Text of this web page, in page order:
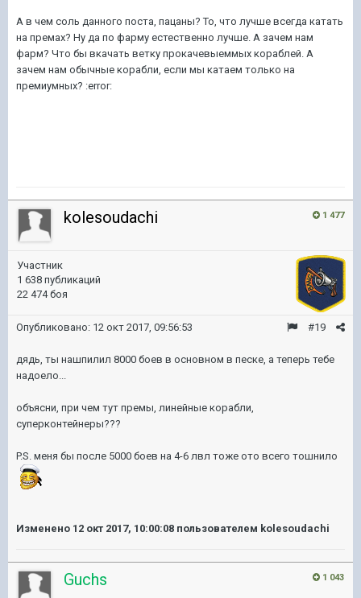
А в чем соль данного поста, пацаны? То, что лучше всегда катать
на премах? Ну да по фарму естественно лучше. А зачем нам
фарм? Что бы вкачать ветку прокачевыеммых кораблей. А
зачем нам обычные корабли, если мы катаем только на
премиумных? :error:
1 477
kolesoudachi
Участник
1 638 публикаций
22 474 боя
#19
Опубликовано: 12 окт 2017, 09:56:53
дядь, ты нашпилил 8000 боев в основном в песке, а теперь тебе
надоело...
объясни, при чем тут премы, линейные корабли,
суперконтейнеры???
P.S. меня бы после 5000 боев на 4-6 лвл тоже ото всего тошнило
Изменено 12 окт 2017, 10:00:08 пользователем kolesoudachi
1 043
Guchs